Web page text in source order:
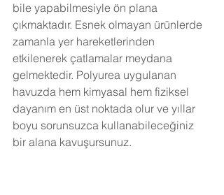
bile yapabilmesiyle ön plana
çıkmaktadır. Esnek olmayan ürünlerde
zamanla yer hareketlerinden
etkilenerek çatlamalar meydana
gelmektedir. Polyurea uygulanan
havuzda hem kimyasal hem fiziksel
dayanım en üst noktada olur ve yıllar
boyu sorunsuzca kullanabileceğiniz
bir alana kavuşursunuz.